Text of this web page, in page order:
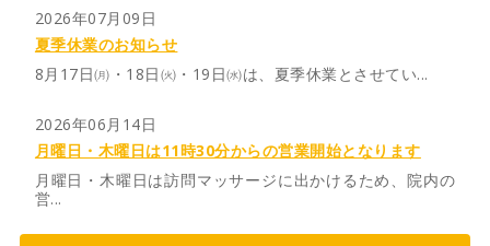
2026年07月09日
夏季休業のお知らせ
8月17日㈪・18日㈫・19日㈬は、夏季休業とさせてい...
2026年06月14日
月曜日・木曜日は11時30分からの営業開始となります
月曜日・木曜日は訪問マッサージに出かけるため、院内の
営...